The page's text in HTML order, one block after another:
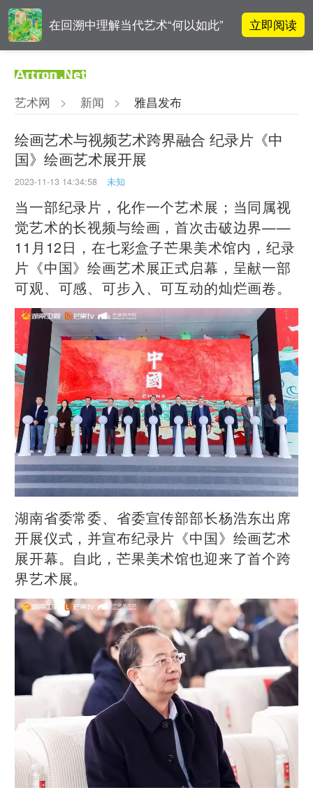
在回溯中理解当代艺术“何以如此” 立即阅读
影响力榜单
对话 | 在开放和自由中确立艺术价
值
“纤维”提问2022：存在何“缓”？
艺术网 > 新闻 > 雅昌发布
绘画艺术与视频艺术跨界融合 纪录片《中
国》绘画艺术展开展
2023-11-13 14:34:58 未知
当一部纪录片，化作一个艺术展；当同属视
觉艺术的长视频与绘画，首次击破边界——
11月12日，在七彩盒子芒果美术馆内，纪录
片《中国》绘画艺术展正式启幕，呈献一部
可观、可感、可步入、可互动的灿烂画卷。
湖南省委常委、省委宣传部部长杨浩东出席
开展仪式，并宣布纪录片《中国》绘画艺术
展开幕。自此，芒果美术馆也迎来了首个跨
界艺术展。